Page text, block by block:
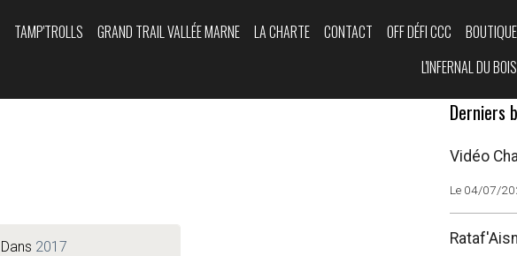
TAMP'TROLLS GRAND TRAIL VALLÉE MARNE LA CHARTE CONTACT OFF DÉFI CCC
BOUTIQUE
L'INFERNAL DU BOIS
2017
Derniers
Vidéo
Le 04/07/